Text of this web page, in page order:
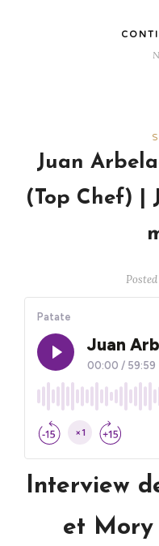
Juan
(Top Chef) |
Interview
et Mory